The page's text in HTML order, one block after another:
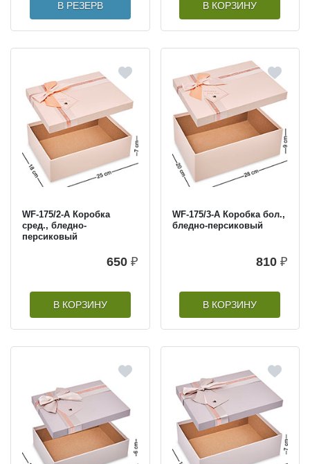
В РЕЗЕРВ В КОРЗИНУ
WF-175/2-A Коробка
сред., бледно-
персиковый
650 ₽
В КОРЗИНУ
WF-175/3-A Коробка бол.,
бледно-персиковый
810 ₽
В КОРЗИНУ